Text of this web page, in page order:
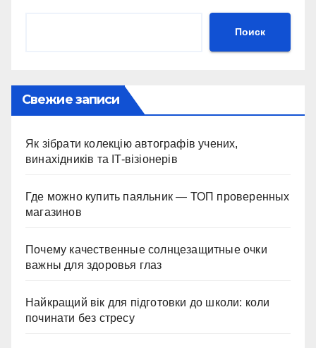
Поиск
Свежие записи
Як зібрати колекцію автографів учених,
винахідників та IT-візіонерів
Где можно купить паяльник — ТОП проверенных
магазинов
Почему качественные солнцезащитные очки
важны для здоровья глаз
Найкращий вік для підготовки до школи: коли
починати без стресу